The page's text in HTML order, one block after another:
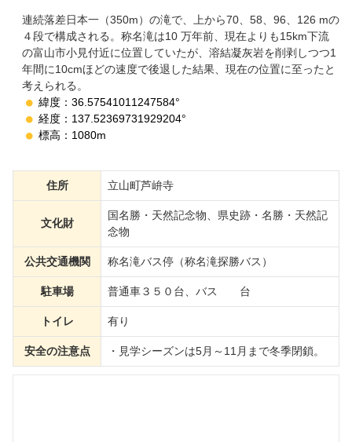
連続落差日本一（350m）の滝で、上から70、58、96、126 mの
４段で構成される。称名滝は10 万年前、現在よりも15km下流
の富山市小見付近に位置していたが、溶結凝灰岩を削剥しつつ1
年間に10cmほどの速度で後退した結果、現在の位置に至ったと
考えられる。
緯度：36.57541011247584°
経度：137.52369731929204°
標高：1080m
住所 立山町芦峅寺
文化財
国名勝・天然記念物、県史跡・名勝・天然記
念物
公共交通機関 称名滝バス停（称名滝探勝バス）
駐車場 普通車３５０台、バス 台
トイレ 有り
安全の注意点 ・見学シーズンは5月～11月まで冬季閉鎖。